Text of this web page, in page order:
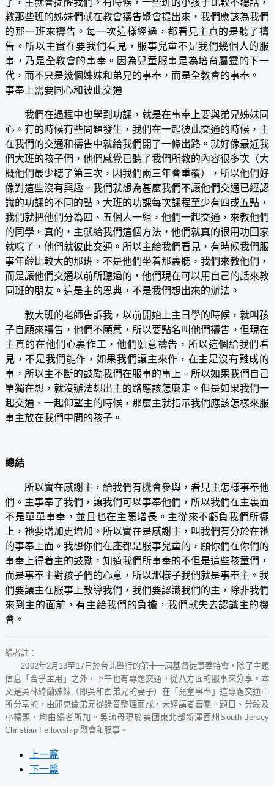
教那些班的姊妹們就在教會禱告聚會提出來，我們應該為我們
的那一班來禱告。每一次這樣經過，都看見主真的是聽了禱
告。所以主實在要我們看見，服事兒童不是我們幾個人的服
事，乃是全教會的事奉。因為兒童服事是為培育屬靈的下一
代，而不只是幾個姊妹和弟兄的事奉，而是全教會的事奉。
事奉上需要同心和彼此交通
我們在過程中也學到功課，就是在事奉上要與弟兄姊妹同
心。有的時候有些問題發生，我們在一起彼此交通的時候，主
在我們的交通和禱告中就給我們開了一條出路。就好像最近我
們大班的孩子們，他們感覺已聽了我們所教的內容很多次（大
概他們最少聽了第三次，因我們兩三年會重覆），所以他們好
像對這些沒有興趣。我們就想為甚麼我們不讓他們交通已經認
識的功課的不同的點。大班的功課每次課程至少有四或五點，
我們就把他們分為四、五個人一組，他們一起交通，來教他們
的同學。真的，主就給我們這個方法，他們就真的很用功回家
就唸了，他們就彼此交通。所以主給我們看見，有時候我們服
事年齡比較大的那班，不是他們坐着那裏聽，我們來教他們，
而是讓他們交通以前所聽過的，他們現在可以用自己的話來教
同班的朋友。這是主的恩典，不是我們想出來的辦法。
教大班的老師告訴我，以前開始上主日學的時候，就叫孩
子自願來禱告，他們不願意，所以要點名叫他們禱告。但現在
主真的在他們心裏作工，他們願意禱告，所以這個給我們看
見，不是我們能作，如果我們讓主來作，在主是沒有難成的
事，所以主不斷的鼓勵我們在服事的事上。所以如果我們自己
單獨在想，就沒辦法想出主的路應該怎麼走。但是如果我們一
起交通、一起仰望主的時候，那麼主就指示我們應該怎樣來服
事主放在我們中間的孩子。
總結
所以實在感謝主，給我們有機會參與，看見主怎樣事奉他
們。主事奉了我們，讓我們可以事奉他們，所以我們在主裏面
不是單單事奉，並且也在主裏增長。主從來不虧負我們所擺
上，祂要增加更增加。所以實在是感謝主，叫我們有分於在祂
的事奉上面。我想你們在座都是服事兒童的，願你們在你們的
事奉上得着主的鼓勵，知道我們所事奉的不但是這些孩童們，
而是事奉主對孩子們的心意，所以那樣子我們就是事奉主。我
們要讓主在服事上教導我們，我們要認識我們的主，除非我們
來到主的面前，有主給我們的負擔，我們就失去認識主的機
會。
編者註：
2002年2月13至17日於台北舉行的第十一屆基督徒事奉特會，除了主題
信息「合乎主用」之外，下午也有專題交通，從八方面的服事來分享。本
文是吳林綺蘭姊妹（即吳和西弟兄的妻子）在「兒童事奉」這專題交通中
所分享的，由邱克倫弟兄從錄音整理而成，未經講者審閱。題目、分段及
小標題，均由編者所加。吳師母現於美國東北部新澤西州South Jersey
Christian Fellowship 聚會和服事。
上一篇
下一篇